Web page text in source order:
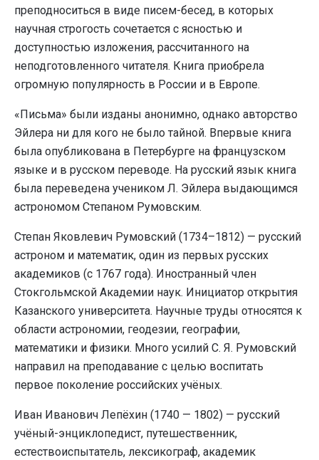
преподноситься в виде писем-бесед, в которых
научная строгость сочетается с ясностью и
доступностью изложения, рассчитанного на
неподготовленного читателя. Книга приобрела
огромную популярность в России и в Европе.
«Письма» были изданы анонимно, однако авторство
Эйлера ни для кого не было тайной. Впервые книга
была опубликована в Петербурге на французском
языке и в русском переводе. На русский язык книга
была переведена учеником Л. Эйлера выдающимся
астрономом Степаном Румовским.
Степан Яковлевич Румовский (1734–1812) — русский
астроном и математик, один из первых русских
академиков (с 1767 года). Иностранный член
Стокгольмской Академии наук. Инициатор открытия
Казанского университета. Научные труды относятся к
области астрономии, геодезии, географии,
математики и физики. Много усилий С. Я. Румовский
направил на преподавание с целью воспитать
первое поколение российских учёных.
Иван Иванович Лепёхин (1740 — 1802) — русский
учёный-энциклопедист, путешественник,
естествоиспытатель, лексикограф, академик